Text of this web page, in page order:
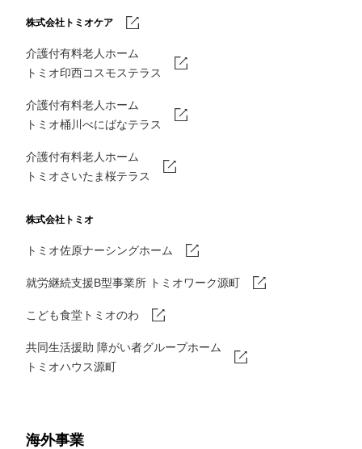
株式会社トミオケア
介護付有料老人ホーム
トミオ印西コスモステラス
介護付有料老人ホーム
トミオ桶川べにばなテラス
介護付有料老人ホーム
トミオさいたま桜テラス
株式会社トミオ
トミオ佐原ナーシングホーム
就労継続支援B型事業所 トミオワーク源町
こども食堂トミオのわ
共同生活援助 障がい者グループホーム
トミオハウス源町
海外事業